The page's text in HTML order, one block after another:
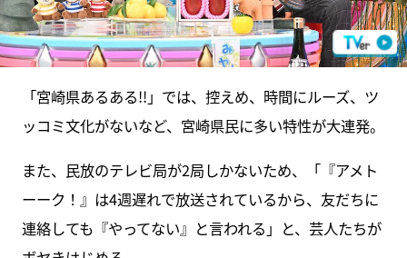
「宮崎県あるある!!」では、控えめ、時間にルーズ、ツ
ッコミ文化がないなど、宮崎県民に多い特性が大連発。
また、民放のテレビ局が2局しかないため、「『アメト
ーーク！』は4週遅れで放送されているから、友だちに
連絡しても『やってない』と言われる」と、芸人たちが